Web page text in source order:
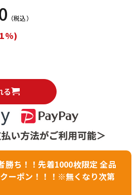
（税込）
る
勝ち！！先着1000枚限定 全品
ーポン！！！※無くなり次第